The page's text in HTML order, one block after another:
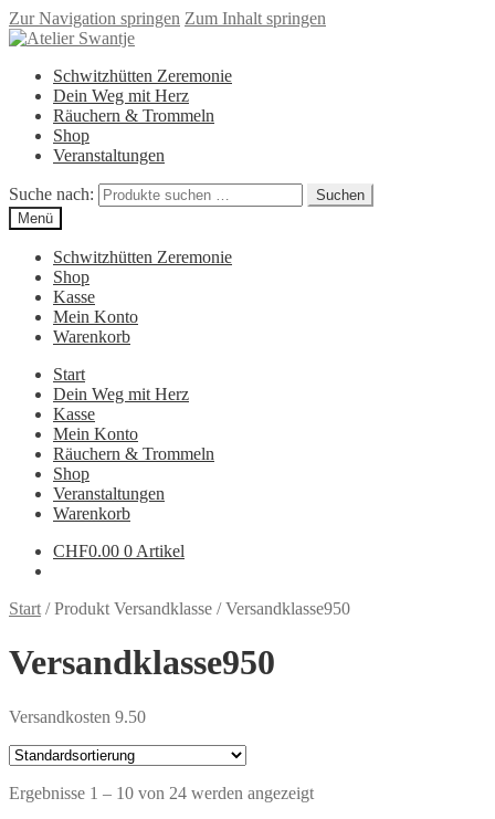
Zur Navigation springen Zum Inhalt springen
Schwitzhütten Zeremonie
Dein Weg mit Herz
Räuchern & Trommeln
Shop
Veranstaltungen
Suche nach:
Suchen
Menü
Schwitzhütten Zeremonie
Shop
Kasse
Mein Konto
Warenkorb
Start
Dein Weg mit Herz
Kasse
Mein Konto
Räuchern & Trommeln
Shop
Veranstaltungen
Warenkorb
CHF0.00 0 Artikel
Start /Produkt Versandklasse /Versandklasse950
Versandklasse950
Versandkosten 9.50
Ergebnisse 1 – 10 von 24 werden angezeigt